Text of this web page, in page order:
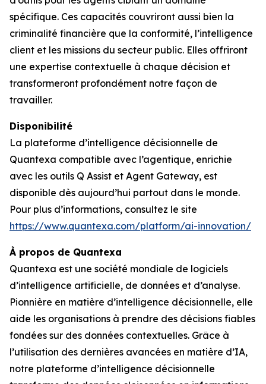
spécifique. Ces capacités couvriront aussi bien la
criminalité financière que la conformité, l’intelligence
client et les missions du secteur public. Elles offriront
une expertise contextuelle à chaque décision et
transformeront profondément notre façon de
travailler.
Disponibilité
La plateforme d’intelligence décisionnelle de
Quantexa compatible avec l’agentique, enrichie
avec les outils Q Assist et Agent Gateway, est
disponible dès aujourd’hui partout dans le monde.
Pour plus d’informations, consultez le site
https://www.quantexa.com/platform/ai-innovation/
À propos de Quantexa
Quantexa est une société mondiale de logiciels
d’intelligence artificielle, de données et d’analyse.
Pionnière en matière d’intelligence décisionnelle, elle
aide les organisations à prendre des décisions fiables
fondées sur des données contextuelles. Grâce à
l’utilisation des dernières avancées en matière d’IA,
notre plateforme d’intelligence décisionnelle